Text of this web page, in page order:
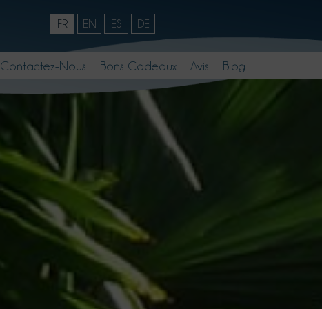
FR EN ES DE
Contactez-Nous Bons Cadeaux Avis Blog